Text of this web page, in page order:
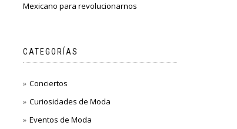
Mexicano para revolucionarnos
CATEGORÍAS
Conciertos
Curiosidades de Moda
Eventos de Moda